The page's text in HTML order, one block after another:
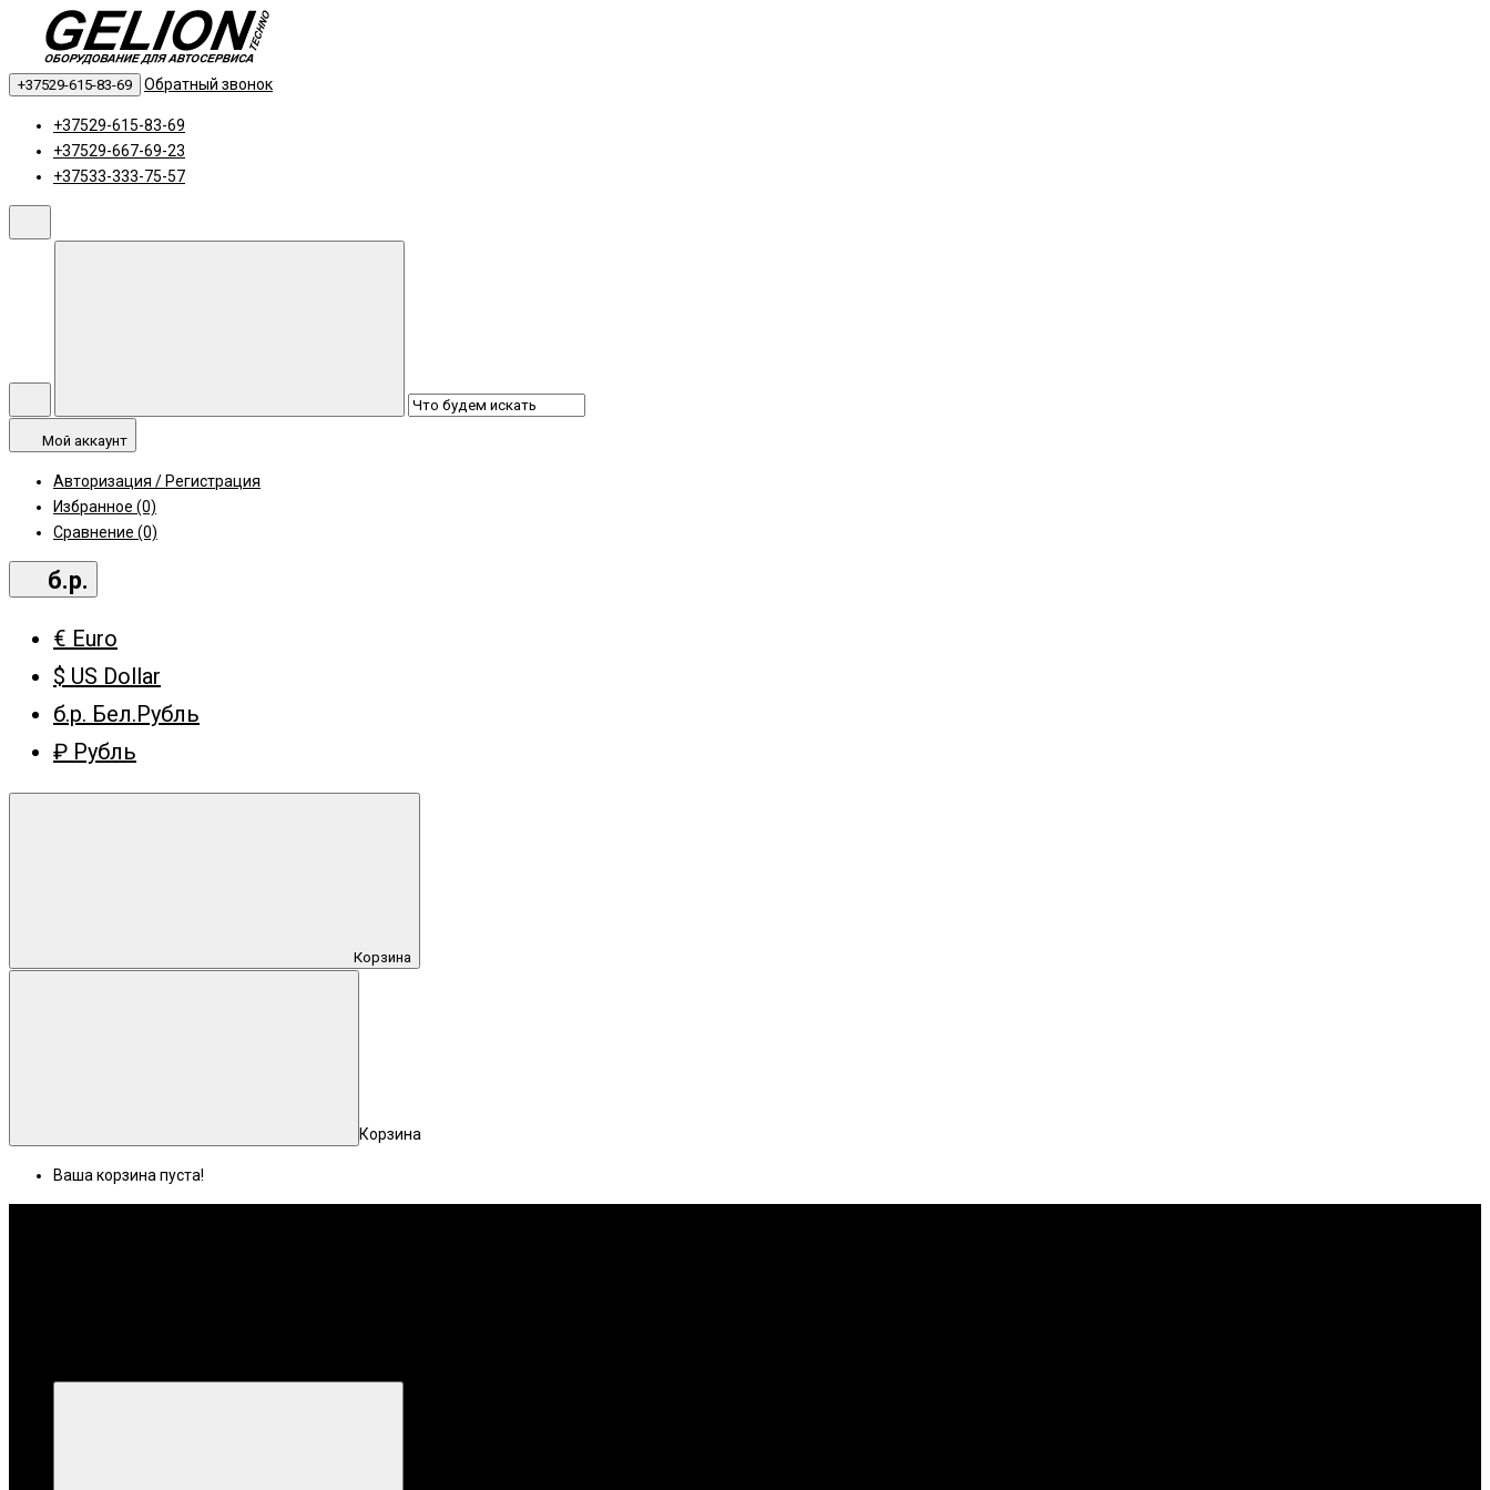
+37529-615-83-69 Обратный звонок
+37529-615-83-69
+37529-667-69-23
+37533-333-75-57
Мой аккаунт
Авторизация / Регистрация
Избранное (0)
Сравнение (0)
б.р.
€ Euro
$ US Dollar
б.р. Бел.Рубль
₽ Рубль
Корзина
Корзина
Ваша корзина пуста!